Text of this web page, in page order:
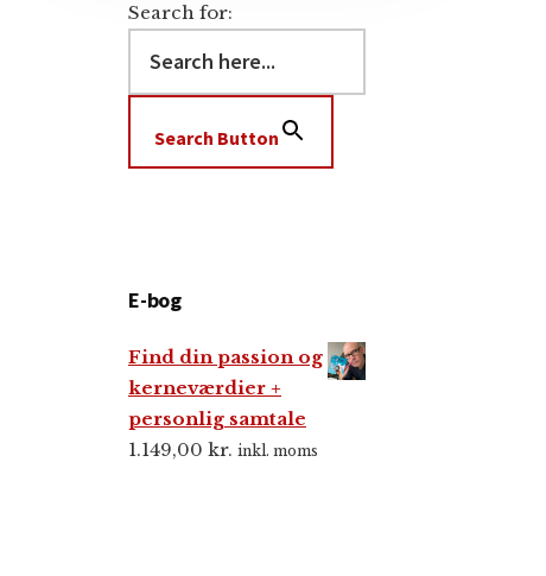
Search for:
Search Button
E-bog
Find din passion og
kerneværdier +
personlig samtale
1.149,00 kr. inkl. moms